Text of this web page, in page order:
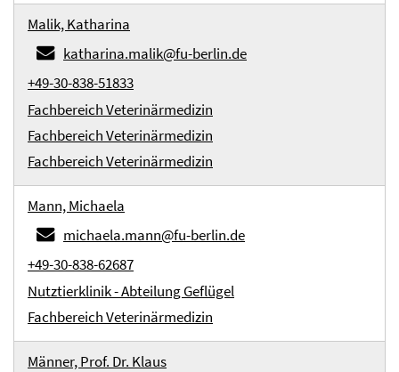
Malik, Katharina
katharina.malik@fu-berlin.de
+49-30-838-51833
Fachbereich Veterinärmedizin
Fachbereich Veterinärmedizin
Fachbereich Veterinärmedizin
Mann, Michaela
michaela.mann@fu-berlin.de
+49-30-838-62687
Nutztierklinik - Abteilung Geflügel
Fachbereich Veterinärmedizin
Männer, Prof. Dr. Klaus